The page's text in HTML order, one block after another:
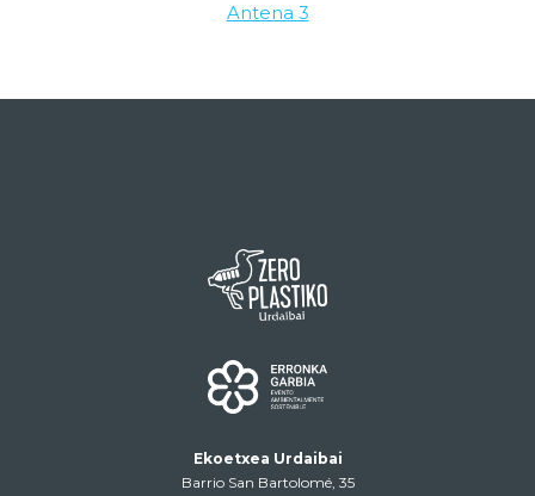
Antena 3
Ekoetxea Urdaibai
Barrio San Bartolomé, 35